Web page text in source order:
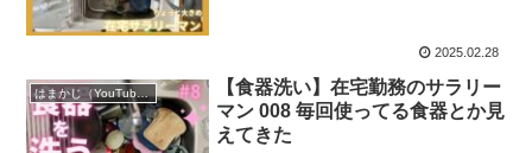
2025.02.28
【食器洗い】在宅勤務のサラリー
マン 008 毎回使ってる食器とか見
えてきた